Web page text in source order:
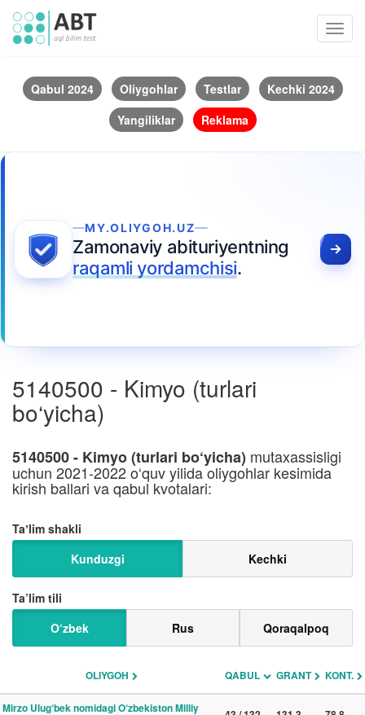
Qabul 2024 Oliygohlar Testlar
Kechki 2024
Yangiliklar
Reklama
MY.OLIYGOH.UZ
Zamonaviy abituriyentning
raqamli yordamchisi.
5140500 - Kimyo (turlari
bo‘yicha)
5140500 - Kimyo (turlari bo‘yicha) mutaxassisligi
uchun 2021-2022 o‘quv yilida oliygohlar kesimida
kirish ballari va qabul kvotalari:
Taʼlim shakli
Kunduzgi
Kechki
Ta’lim tili
O‘zbek
Rus Qoraqalpoq
OLIYGOH QABUL GRANT KONT.
Mirzo Ulug‘bek nomidagi O‘zbekiston Milliy